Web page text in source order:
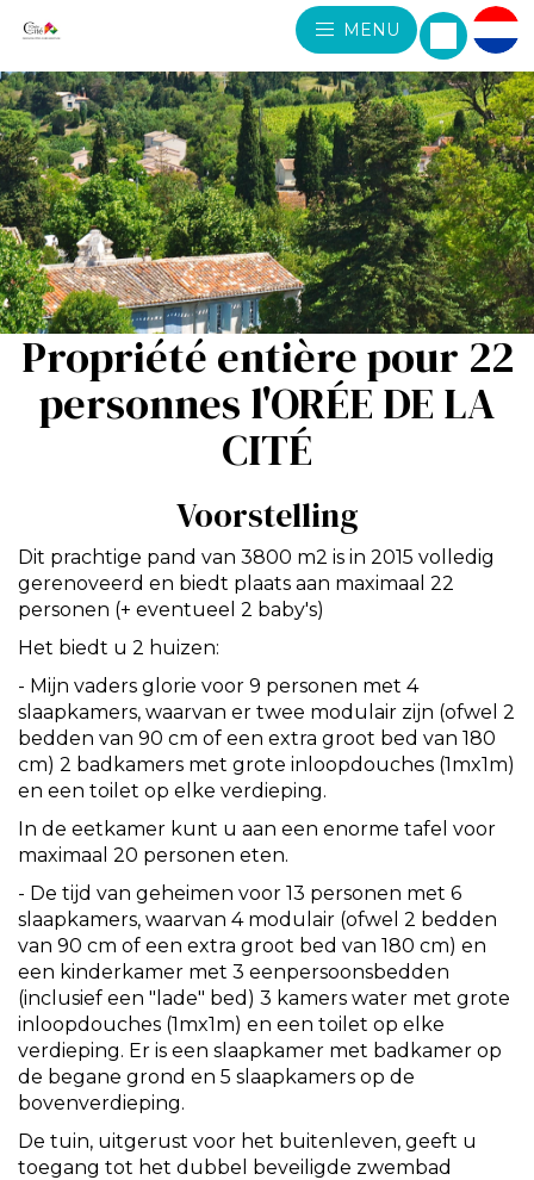
MENU
Propriété entière pour 22
personnes l'ORÉE DE LA
CITÉ
Voorstelling
Dit prachtige pand van 3800 m2 is in 2015 volledig
gerenoveerd en biedt plaats aan maximaal 22
personen (+ eventueel 2 baby's)
Het biedt u 2 huizen:
- Mijn vaders glorie voor 9 personen met 4
slaapkamers, waarvan er twee modulair zijn (ofwel 2
bedden van 90 cm of een extra groot bed van 180
cm) 2 badkamers met grote inloopdouches (1mx1m)
en een toilet op elke verdieping.
In de eetkamer kunt u aan een enorme tafel voor
maximaal 20 personen eten.
- De tijd van geheimen voor 13 personen met 6
slaapkamers, waarvan 4 modulair (ofwel 2 bedden
van 90 cm of een extra groot bed van 180 cm) en
een kinderkamer met 3 eenpersoonsbedden
(inclusief een "lade" bed) 3 kamers water met grote
inloopdouches (1mx1m) en een toilet op elke
verdieping. Er is een slaapkamer met badkamer op
de begane grond en 5 slaapkamers op de
bovenverdieping.
De tuin, uitgerust voor het buitenleven, geeft u
toegang tot het dubbel beveiligde zwembad